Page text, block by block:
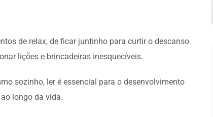
de relax, de ficar juntinho para curtir o descanso
lições e brincadeiras inesquecíveis.
sozinho, ler é essencial para o desenvolvimento
longo da vida.